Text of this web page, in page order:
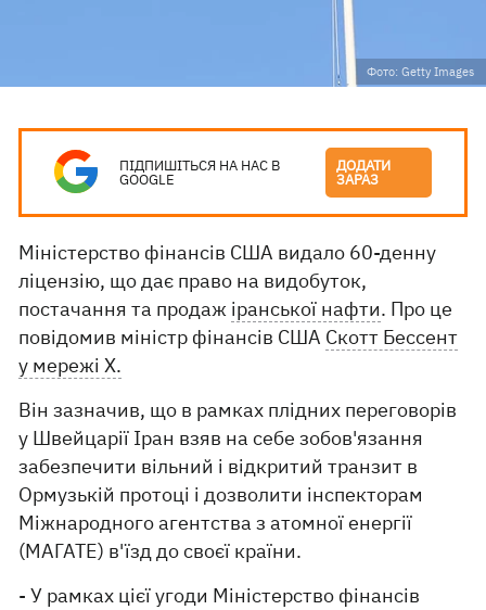
Фото: Getty Images
ПІДПИШІТЬСЯ НА НАС В
GOOGLE
ДОДАТИ
ЗАРАЗ
Міністерство фінансів США видало 60-денну
ліцензію, що дає право на видобуток,
постачання та продаж іранської нафти. Про це
повідомив міністр фінансів США Скотт Бессент
у мережі Х.
Він зазначив, що в рамках плідних переговорів
у Швейцарії Іран взяв на себе зобов'язання
забезпечити вільний і відкритий транзит в
Ормузькій протоці і дозволити інспекторам
Міжнародного агентства з атомної енергії
(МАГАТЕ) в'їзд до своєї країни.
- У рамках цієї угоди Міністерство фінансів